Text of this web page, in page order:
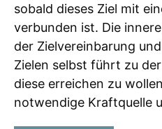
sobald dieses Ziel mit
verbunden ist. Die
der Zielvereinbarung
Zielen selbst führt zu
diese erreichen zu
notwendige Kraftquelle